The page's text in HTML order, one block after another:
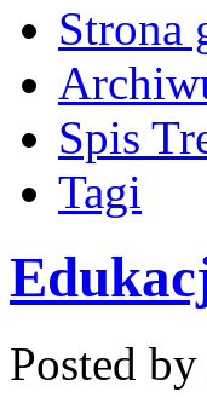
Strona
Spis
Tagi
Posted